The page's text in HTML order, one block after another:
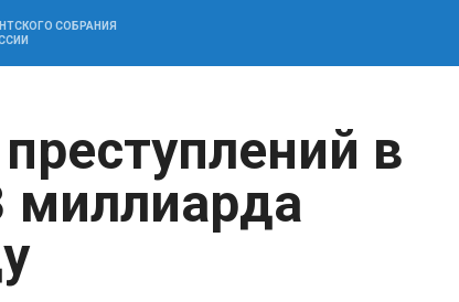
СОБРАНИЯ
в
миллиарда